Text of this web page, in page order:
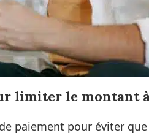
limiter le montant
paiement pour éviter